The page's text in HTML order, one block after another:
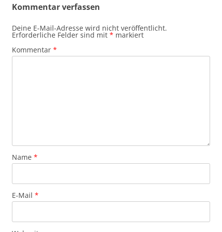
Kommentar verfassen
Deine E-Mail-Adresse wird nicht veröffentlicht.
Erforderliche Felder sind mit * markiert
Kommentar *
Name *
E-Mail *